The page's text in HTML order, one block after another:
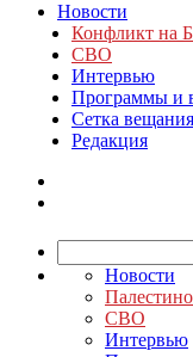
Новости
Конфликт на
СВО
Интервью
Программы и
Сетка вещания
Редакция
Новости
СВО
Интервью